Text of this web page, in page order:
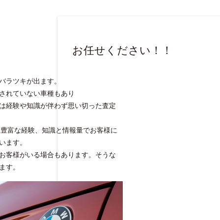
お任せください！！
ラツキが出ます。
れていない車種もあり
経験や知識が伴わず思い切った査定
富な経験、知識と情報量でお客様に
ます。
客様がいる場合もあります。そうな
す。